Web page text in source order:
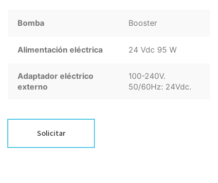
Bomba Booster
Alimentación eléctrica 24 Vdc 95 W
Adaptador eléctrico
externo
100-240V.
50/60Hz: 24Vdc.
Solicitar